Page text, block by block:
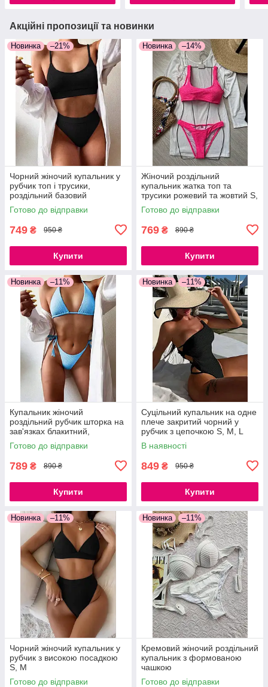
Акційні пропозиції та новинки
Новинка –21%
Чорний жіночий купальник у
рубчик топ і трусики,
роздільний базовий
купальник S, M
Готово до відправки
749 ₴ 950 ₴
Купити
Новинка –14%
Жіночий роздільний
купальник жатка топ та
трусики рожевий та жовтий S,
M, L
Готово до відправки
769 ₴ 890 ₴
Купити
Новинка –11%
Купальник жіночий
роздільний рубчик шторка на
зав'язках блакитний,
бузковий, чорний S, M, L
Готово до відправки
789 ₴ 890 ₴
Купити
Новинка –11%
Суцільний купальник на одне
плече закритий чорний у
рубчик з цепочкою S, M, L
В наявності
849 ₴ 950 ₴
Купити
Новинка –11%
Чорний жіночий купальник у
рубчик з високою посадкою
S, M
Готово до відправки
Новинка –11%
Кремовий жіночий роздільний
купальник з формованою
чашкою
Готово до відправки